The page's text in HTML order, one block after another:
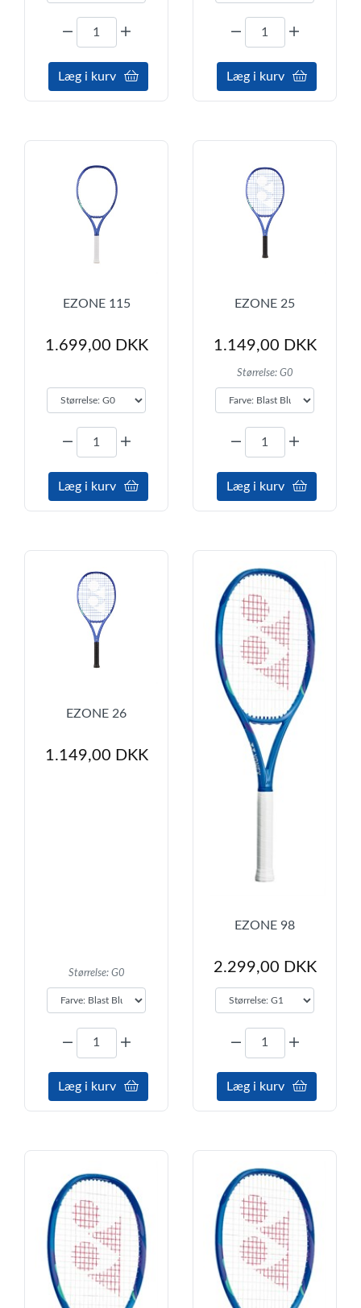
Læg i kurv Læg i kurv
EZONE 115
1.699,00 DKK
Læg i kurv
EZONE 25
1.149,00 DKK
Størrelse: G0
Læg i kurv
EZONE 26
1.149,00 DKK
Størrelse: G0
Læg i kurv
EZONE 98
2.299,00 DKK
Læg i kurv